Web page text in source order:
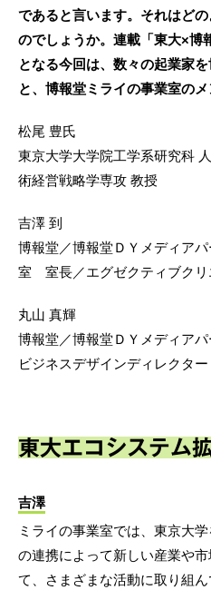
であると言います。それはど
のでしょうか。連載「東大×博
となる今回は、数々の起業家
と、博報堂ミライの事業室の
松尾 豊氏
東京大学大学院工学系研究科
術経営戦略学専攻 教授
吉澤 到
博報堂／博報堂ＤＹメディア
室 室長／エグゼクティブクリ
丸山 真輝
博報堂／博報堂ＤＹメディア
ビジネスデザインディレクター
東大エコシステム
吉澤
ミライの事業室では、東京大
の連携によって新しい産業や
て、さまざまな活動に取り組